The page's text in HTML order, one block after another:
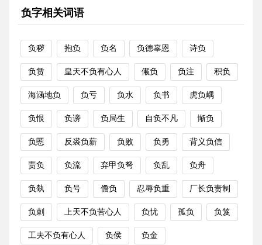
负字相关词语
负秽 抱负 负名 负德辜恩 诗负
负赁 皇天不负有心人 儎负 负注 积负
海涵地负 负亏 负水 负书 虎负嵎
负恨 负谤 负局生 自负不凡 惭负
负慝 反裘负薪 负败 负勇 背义负信
责负 负流 弃甲负弩 负乱 负舟
负埶 负号 儋负 忍辱负重 厂长负责制
负刺 上天不负苦心人 负忧 孤负 负笈
工夫不负有心人 负侯 负金